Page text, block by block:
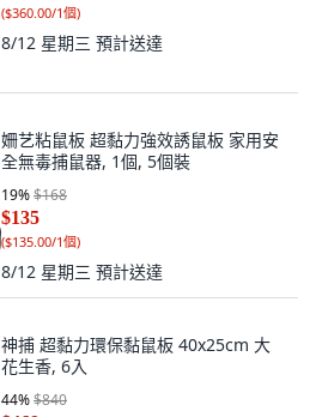
($360.00/1個)
8/12 星期三 預計送達
姍艺粘鼠板 超黏力強效誘鼠板 家用安
全無毒捕鼠器, 1個, 5個裝
19%$168
$135
($135.00/1個)
8/12 星期三 預計送達
神捕 超黏力環保黏鼠板 40x25cm 大
花生香, 6入
44%$840